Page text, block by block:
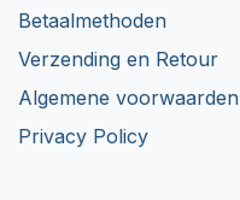
Betaalmethoden
Verzending en Retour
Algemene voorwaarden
Privacy Policy